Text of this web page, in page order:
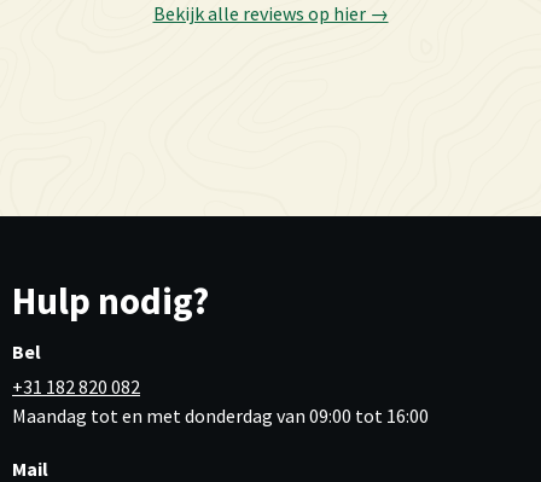
Bekijk alle reviews op hier →
Hulp nodig?
Bel
+31 182 820 082
Maandag tot en met donderdag van 09:00 tot 16:00
Mail